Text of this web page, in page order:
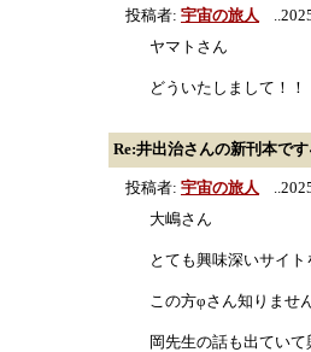
投稿者: 宇宙の旅人
ヤマトさん
どういたしまして！！
Re:井出治さんの新刊本で
投稿者: 宇宙の旅人
大嶋さん
とても興味深いサイ
この方φさん知りませ
岡先生の話も出てい